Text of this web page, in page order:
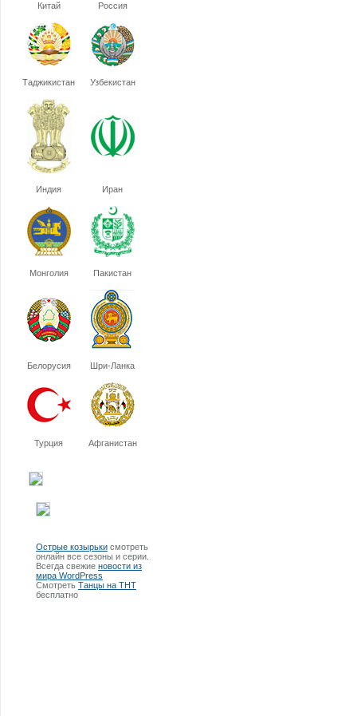
Китай Россия
Таджикистан Узбекистан
Индия Иран
Монголия Пакистан
Белорусия Шри-Ланка
Турция Афганистан
Острые козырьки смотреть
онлайн все сезоны и серии.
Всегда свежие новости из
мира WordPress
Смотреть Танцы на ТНТ
бесплатно